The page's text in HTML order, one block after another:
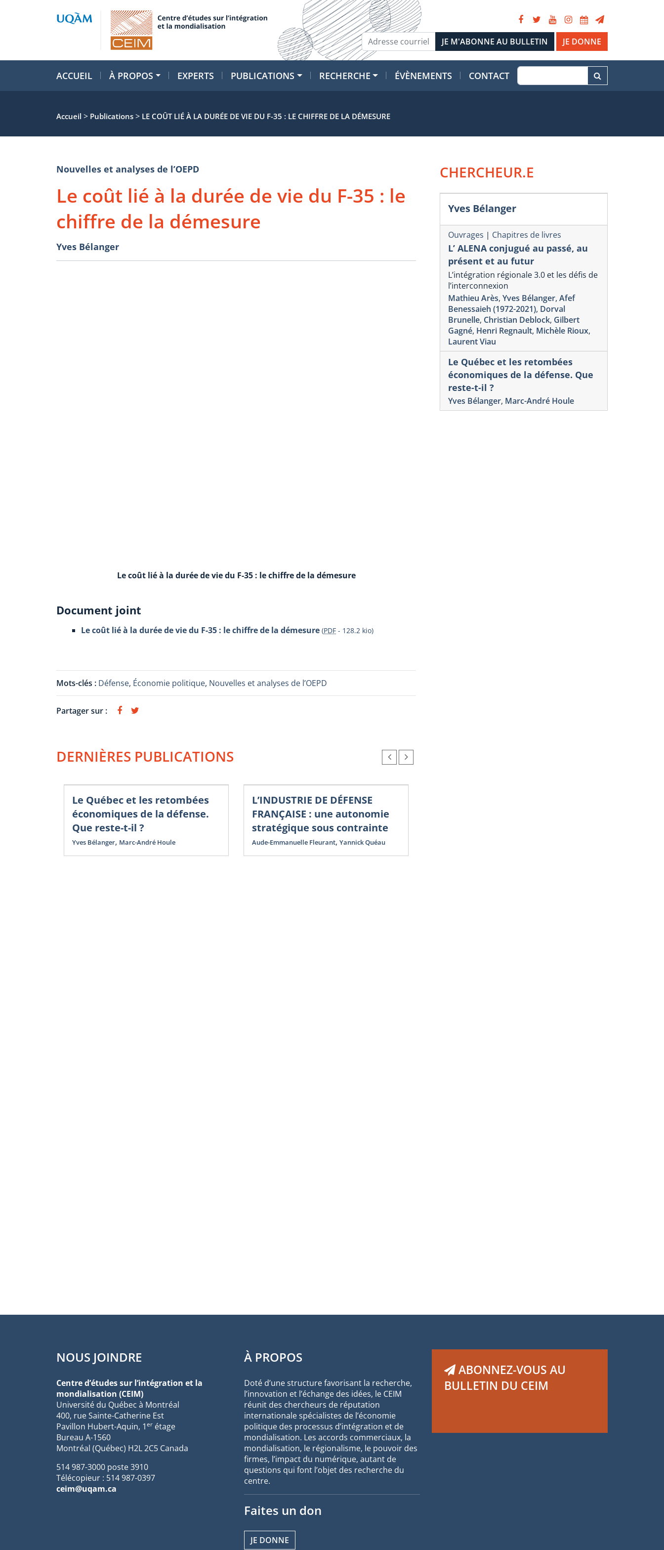
JE DONNE
ACCUEIL À PROPOS EXPERTS PUBLICATIONS RECHERCHE ÉVÈNEMENTS CONTACT
Accueil > Publications > LE COÛT LIÉ À LA DURÉE DE VIE DU F-35 : LE CHIFFRE DE LA DÉMESURE
Nouvelles et analyses de l’OEPD
Le coût lié à la durée de vie du F-35 : le
chiffre de la démesure
Yves Bélanger
Le coût lié à la durée de vie du F-35 : le chiffre de la démesure
Document joint
Le coût lié à la durée de vie du F-35 : le chiffre de la démesure (PDF - 128.2 kio)
Mots-clés : Défense, Économie politique, Nouvelles et analyses de l’OEPD
Partager sur :
DERNIÈRES PUBLICATIONS
Le Québec et les retombées
économiques de la défense.
Que reste-t-il ?
Yves Bélanger, Marc-André Houle
L’INDUSTRIE DE DÉFENSE
FRANÇAISE : une autonomie
stratégique sous contrainte
Aude-Emmanuelle Fleurant, Yannick Quéau
CHERCHEUR.E
Yves Bélanger
Ouvrages | Chapitres de livres
L’ ALENA conjugué au passé, au
présent et au futur
L’intégration régionale 3.0 et les défis de
l’interconnexion
Mathieu Arès, Yves Bélanger, Afef
Benessaieh (1972-2021), Dorval
Brunelle, Christian Deblock, Gilbert
Gagné, Henri Regnault, Michèle Rioux,
Laurent Viau
Le Québec et les retombées
économiques de la défense. Que
reste-t-il ?
Yves Bélanger, Marc-André Houle
NOUS JOINDRE
Centre d’études sur l’intégration et la
mondialisation (CEIM)
Université du Québec à Montréal
400, rue Sainte-Catherine Est
Pavillon Hubert-Aquin, 1er étage
Bureau A-1560
Montréal (Québec) H2L 2C5 Canada
514 987-3000 poste 3910
Télécopieur : 514 987-0397
ceim@uqam.ca
À PROPOS
Doté d’une structure favorisant la recherche,
l’innovation et l’échange des idées, le CEIM
réunit des chercheurs de réputation
internationale spécialistes de l’économie
politique des processus d’intégration et de
mondialisation. Les accords commerciaux, la
mondialisation, le régionalisme, le pouvoir des
firmes, l’impact du numérique, autant de
questions qui font l’objet des recherche du
centre.
Faites un don
JE DONNE
ABONNEZ-VOUS AU
BULLETIN DU CEIM